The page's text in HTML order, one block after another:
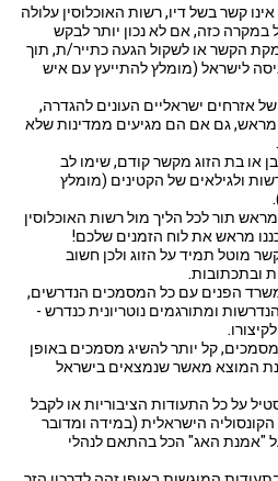
קשר בשל דיו, רשות האוכלוסין עלולה
במקרה כזה, אם לא נכון יותר לבקש
הקשר או לשקול הגעה כתייר/ת, תוך
לישראל (מומלץ להתייעץ עם איש
אזרחים ישראליים העונים להגדרה,
גם אם הם מגיעים ממדינות שלא
בן או בת הזוג מקשר קודם, שימו לב
ולגילאים של הקטינים (מומלץ
תור לכל הליך מול רשות האוכלוסין
מראש את לוח הזמנים שלכם!
מוטל תמיד על הזוג ולכן חשוב
ובתכתובות.
הפנים עם כל המסמכים הנדרשים,
ומתורגמים נוטריונית כנדרש -
קל יותר להשיג מסמכים באופן
המוצא מאשר שנמצאים בישראל
על כל התעודות הציבוריות או לקבל
הישראלית (במידה ומדובר
"אמנת האג" הכל בהתאם לנהלי